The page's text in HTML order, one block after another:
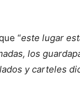
“este lugar
los
y carteles